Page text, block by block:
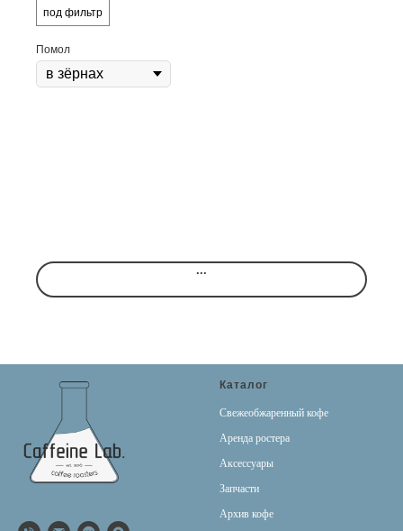
под фильтр
Помол
...
Каталог
Свежеобжаренный кофе
Аренда ростера
Аксессуары
Запчасти
Архив кофе